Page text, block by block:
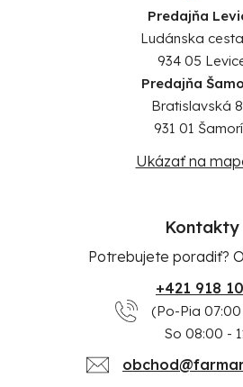
Predajňa
Ludánska
934 05
Predajňa
Bratislavská
931 01
Ukázať na
Kontakty
Potrebujete poradiť?
+421 918
(Po-Pia 07:00
So 08:00 -